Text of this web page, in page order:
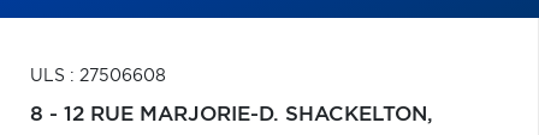
ULS : 27506608
8 - 12 RUE MARJORIE-D. SHACKELTON,